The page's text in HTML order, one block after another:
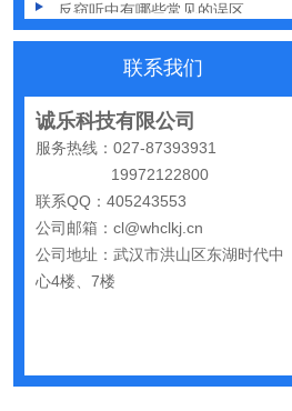
出门在外，你还敢随手连WiFi吗
网购“反窃听神器”为何总翻车？
反窃听检测的用处
办公室哪些东西暗藏窃密风险
哪些公司最容易被盯上？该如何反窃听
联系我们
诚乐科技有限公司
服务热线：027-87393931
19972122800
联系QQ：405243553
公司邮箱：cl@whclkj.cn
公司地址：武汉市洪山区东湖时代中
心4楼、7楼